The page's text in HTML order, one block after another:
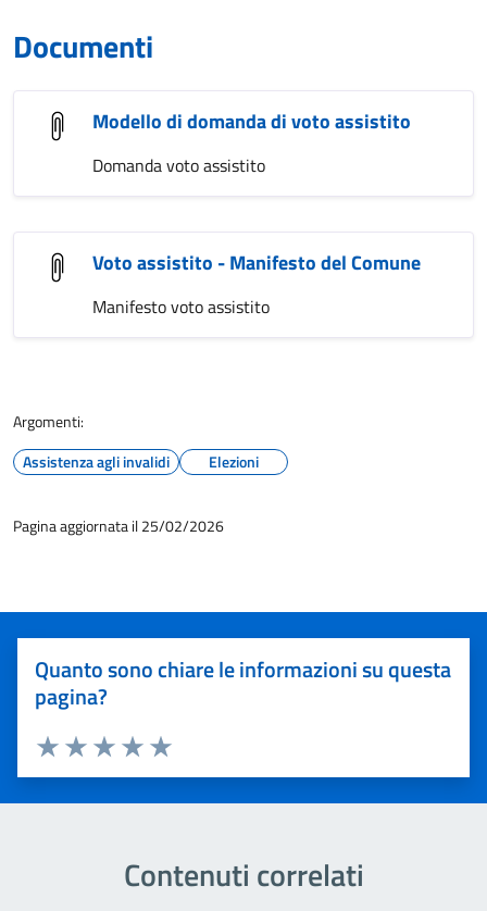
Documenti
Modello di domanda di voto assistito
Domanda voto assistito
Voto assistito - Manifesto del Comune
Manifesto voto assistito
Argomenti:
Assistenza agli invalidi
Elezioni
Pagina aggiornata il 25/02/2026
Quanto sono chiare le informazioni su questa
pagina?
Valuta 5 stelle su 5
Valuta 4 stelle su 5
Valuta 3 stelle su 5
Valuta 2 stelle su 5
Valuta 1 stelle su 5
Contenuti correlati